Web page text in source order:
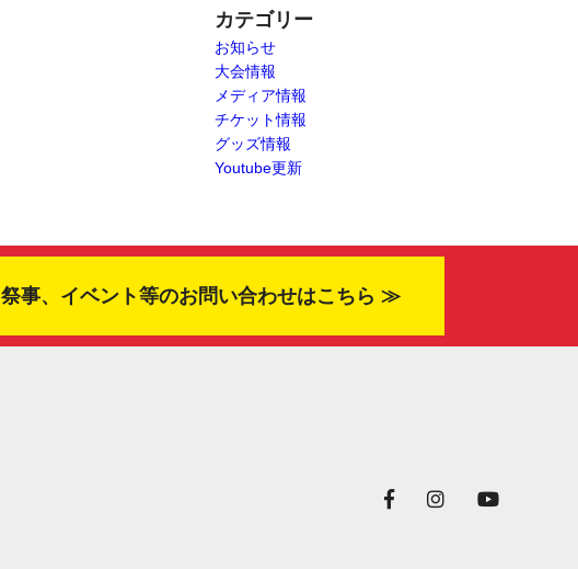
カテゴリー
お知らせ
大会情報
メディア情報
チケット情報
グッズ情報
Youtube更新
祭事、イベント等のお問い合わせはこちら ≫